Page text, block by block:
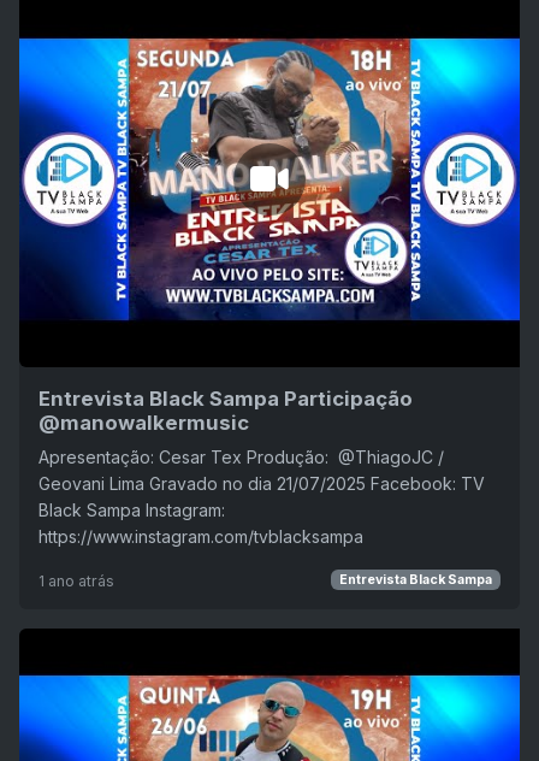
Entrevista Black Sampa Participação
@manowalkermusic ​
Apresentação: Cesar Tex Produção: ‪ @ThiagoJC /
Geovani Lima Gravado no dia 21/07/2025 Facebook: TV
Black Sampa Instagram:
https://www.instagram.com/tvblacksampa
1 ano atrás Entrevista Black Sampa